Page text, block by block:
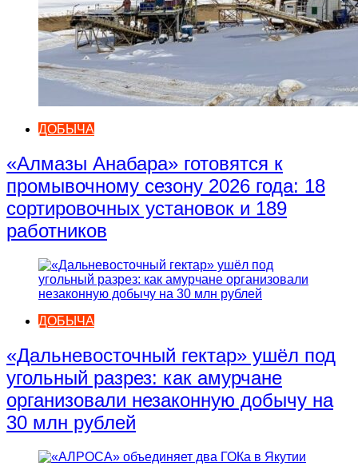
ДОБЫЧА
«Алмазы Анабара» готовятся к
промывочному сезону 2026 года: 18
сортировочных установок и 189
работников
ДОБЫЧА
«Дальневосточный гектар» ушёл под
угольный разрез: как амурчане
организовали незаконную добычу на
30 млн рублей